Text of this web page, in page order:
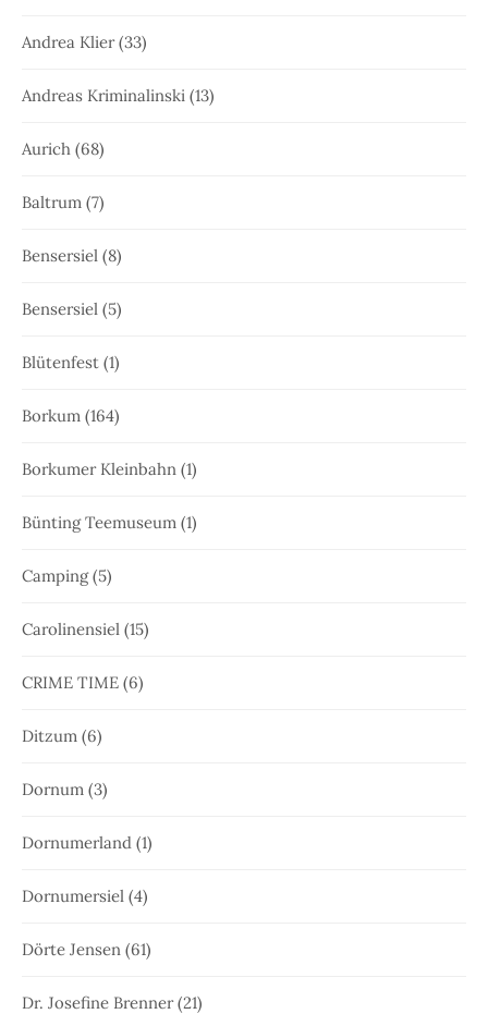
Andrea Klier(33)
Andreas Kriminalinski (13)
Aurich (68)
Baltrum (7)
Bensersiel (8)
Bensersiel (5)
Blütenfest (1)
Borkum (164)
Borkumer Kleinbahn (1)
Bünting Teemuseum (1)
Camping(5)
Carolinensiel (15)
CRIME TIME (6)
Ditzum (6)
Dornum (3)
Dornumerland (1)
Dornumersiel (4)
Dörte Jensen (61)
Dr. Josefine Brenner(21)